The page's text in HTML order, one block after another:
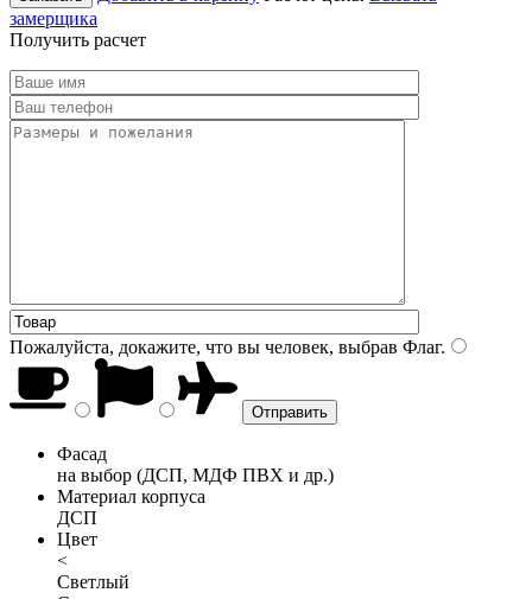
замерщика
Получить расчет
Пожалуйста, докажите, что вы человек, выбрав Флаг.
Фасад
на выбор (ДСП, МДФ ПВХ и др.)
Материал корпуса
ДСП
Цвет
<
Светлый